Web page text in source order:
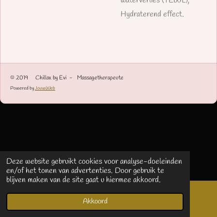
Deze website gebruikt cookies voor analyse-doeleinden
en/of het tonen van advertenties. Door gebruik te
blijven maken van de site gaat u hiermee akkoord.
Akkoord
Hydraterend effect.
© 2019 Chillax by Evi - Massagetherapeute
Powered byJouwWeb
Telefoonnummer